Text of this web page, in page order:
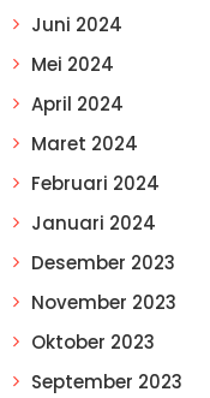
Juni 2024
Mei 2024
April 2024
Maret 2024
Februari 2024
Januari 2024
Desember 2023
November 2023
Oktober 2023
September 2023